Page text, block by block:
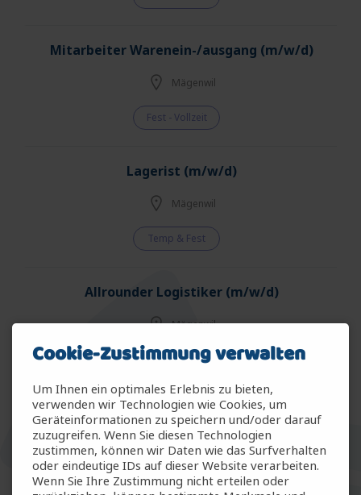
Mitarbeiter Warenein-/ausgang (m/w/d)
Mägenwil
Fest - Vollzeit
Lagerist (m/w/d)
Mägenwil
Temp & Fest
Allrounder Logistiker (m/w/d)
Mägenwil
Temp & Fest
Allrounder Gartenbau (m/w/d)
Arbon
Temp & Fest
Cookie-Zustimmung verwalten
Um Ihnen ein optimales Erlebnis zu bieten,
verwenden wir Technologien wie Cookies, um
Geräteinformationen zu speichern und/oder darauf
zuzugreifen. Wenn Sie diesen Technologien
zustimmen, können wir Daten wie das Surfverhalten
oder eindeutige IDs auf dieser Website verarbeiten.
Wenn Sie Ihre Zustimmung nicht erteilen oder